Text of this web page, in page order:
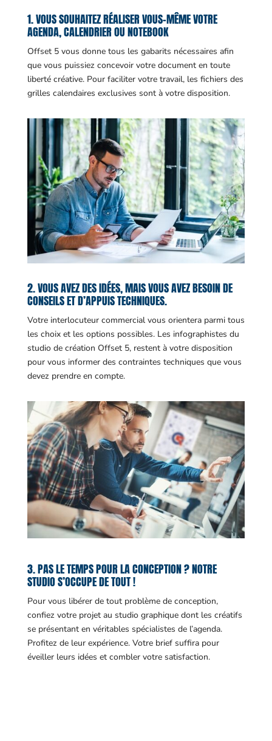
1. VOUS SOUHAITEZ RÉALISER VOUS-MÊME VOTRE
AGENDA, CALENDRIER OU NOTEBOOK
Offset 5 vous donne tous les gabarits nécessaires afin
que vous puissiez concevoir votre document en toute
liberté créative. Pour faciliter votre travail, les fichiers des
grilles calendaires exclusives sont à votre disposition.
2. VOUS AVEZ DES IDÉES, MAIS VOUS AVEZ BESOIN DE
CONSEILS ET D’APPUIS TECHNIQUES.
Votre interlocuteur commercial vous orientera parmi tous
les choix et les options possibles. Les infographistes du
studio de création Offset 5, restent à votre disposition
pour vous informer des contraintes techniques que vous
devez prendre en compte.
3. PAS LE TEMPS POUR LA CONCEPTION ? NOTRE
STUDIO S’OCCUPE DE TOUT !
Pour vous libérer de tout problème de conception,
confiez votre projet au studio graphique dont les créatifs
se présentant en véritables spécialistes de l’agenda.
Profitez de leur expérience. Votre brief suffira pour
éveiller leurs idées et combler votre satisfaction.